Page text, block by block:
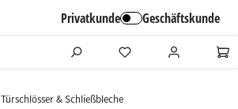
Privatkunde Geschäftskunde
Türschlösser & Schließbleche